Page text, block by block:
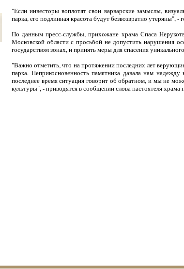
"Если инвесторы воплотят свои варварские замыслы,
парка, его подлинная красота будут безвозвратно утеряны", -
По данным пресс-службы, прихожане храма Спаса
Московской области с просьбой не допустить нарушения
государством зонах, и принять меры для спасения
"Важно отметить, что на протяжении последних лет
парка. Неприкосновенность памятника давала нам
последнее время ситуация говорит об обратном, и мы не
культуры", - приводятся в сообщении слова настоятеля